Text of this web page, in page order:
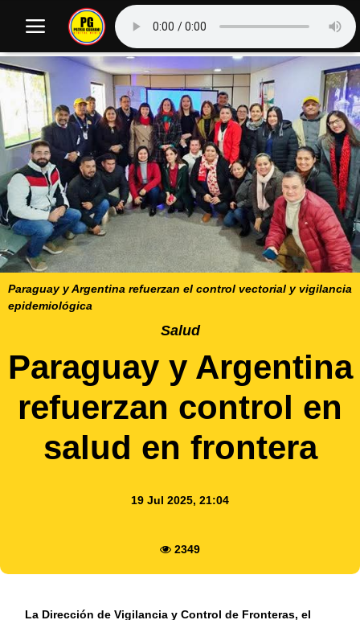
Paraguay y Argentina refuerzan el control vectorial y vigilancia
epidemiológica
Salud
Paraguay y Argentina
refuerzan control en
salud en frontera
19 Jul 2025, 21:04
2349
La Dirección de Vigilancia y Control de Fronteras, el